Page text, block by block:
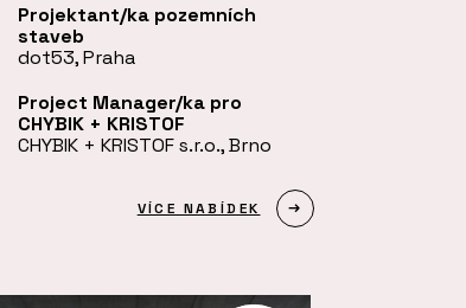
Projektant/ka pozemních
staveb
dot53, Praha
Project Manager/ka pro
CHYBIK + KRISTOF
CHYBIK + KRISTOF s.r.o., Brno
VÍCE NABÍDEK